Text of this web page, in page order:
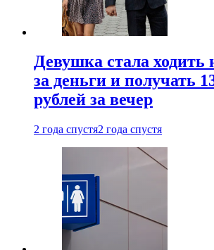
Девушка стала ходить
за деньги и получать
рублей за вечер
2 года спустя2 года спустя